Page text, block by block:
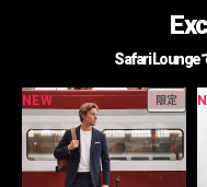
Safari Lounge
NEW 限定